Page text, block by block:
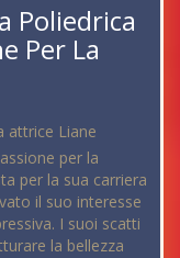
Poliedrica
Per La
attrice Liane
per la
per la sua carriera
il suo interesse
I suoi scatti
la bellezza